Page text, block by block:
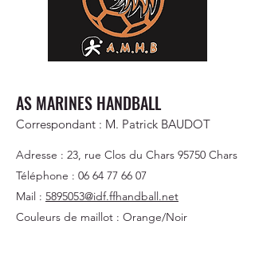
AS MARINES HANDBALL
Correspondant : M. Patrick BAUDOT
Adresse : 23, rue Clos du Chars 95750 Chars
Téléphone : 06 64 77 66 07
Mail : 5895053@idf.ffhandball.net
Couleurs de maillot : Orange/Noir